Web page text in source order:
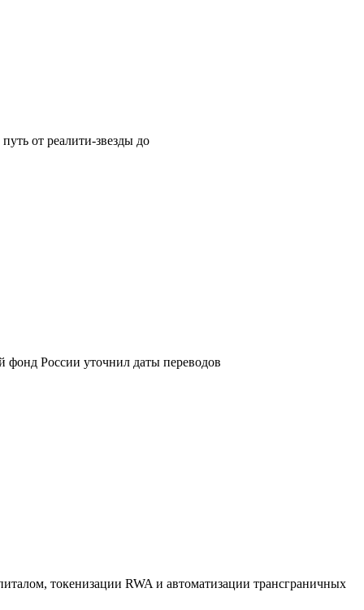
от реалити-звезды до
фонд России уточнил даты переводов
токенизации RWA и автоматизации трансграничных